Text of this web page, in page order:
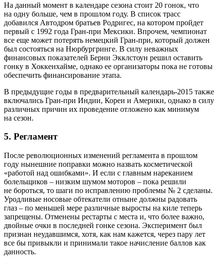
На данный момент в календаре сезона стоит 20 гонок, что
на одну больше, чем в прошлом году. В список трасс
добавился Автодром братьев Родригес, на котором пройдет
первый с 1992 года Гран-при Мексики. Впрочем, чемпионат
все еще может потерять немецкий Гран-при, который должен
был состояться на Нюрбургринге. В силу неважных
финансовых показателей Берни Экклстоун решил оставить
гонку в Хоккенхайме, однако ее организаторы пока не готовы
обеспечить финансирование этапа.
В предыдущие годы в предварительный календарь‑2015 также
включались Гран-при Индии, Кореи и Америки, однако в силу
различных причин их проведение отложено как минимум
на сезон.
5. Регламент
После революционных изменений регламента в прошлом
году нынешние поправки можно назвать косметической
«работой над ошибками». И если с главным нареканием
болельщиков – низким шумом моторов – пока решили
не бороться, то шаги по исправлению проблемы № 2 сделаны.
Уродливые носовые обтекатели отныне должны радовать
глаз – по меньшей мере различные выросты на киле теперь
запрещены. Отменены рестарты с места и, что более важно,
двойные очки в последней гонке сезона. Эксперимент был
признан неудавшимся, хотя, как нам кажется, через пару лет
все бы привыкли и принимали такое начисление баллов как
данность.